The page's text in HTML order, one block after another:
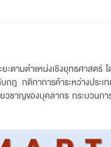
ะตามตำแหน่งเชิงยุทธศาสต
ฎ กติกาการค้าระหว่างประ
ญของบุคลากร กระบวนการ